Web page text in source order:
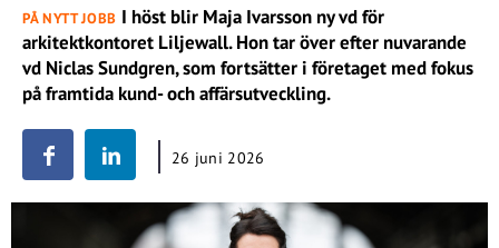
PÅ NYTT JOBB I höst blir Maja Ivarsson ny vd för
arkitektkontoret Liljewall. Hon tar över efter nuvarande
vd Niclas Sundgren, som fortsätter i företaget med fokus
på framtida kund- och affärsutveckling.
26 juni 2026